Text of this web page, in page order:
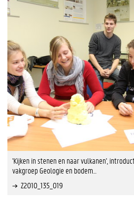
'Kijken in stenen en naar vulkanen',
vakgroep Geologie en bodem…
Z2010_135_019